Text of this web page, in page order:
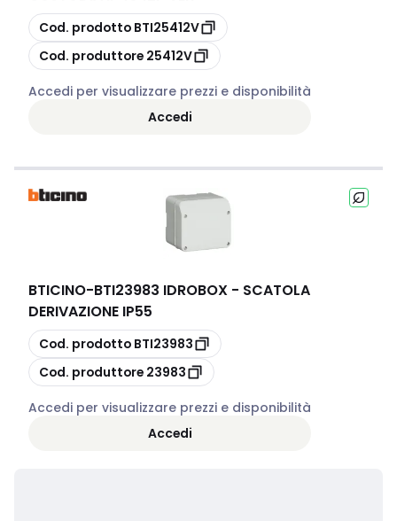
copia
Cod. prodotto BTI25412V
copia
Cod. produttore 25412V
Accedi per visualizzare prezzi e disponibilità
Accedi
BTICINO-BTI23983 IDROBOX - SCATOLA
DERIVAZIONE IP55
copia
Cod. prodotto BTI23983
copia
Cod. produttore 23983
Accedi per visualizzare prezzi e disponibilità
Accedi